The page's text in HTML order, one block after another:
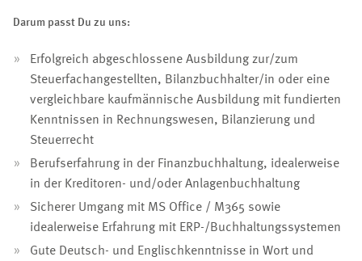
Darum passt Du zu uns:
Erfolgreich abgeschlossene Ausbildung zur/zum
Steuerfachangestellten, Bilanzbuchhalter/in oder eine
vergleichbare kaufmännische Ausbildung mit fundierten
Kenntnissen in Rechnungswesen, Bilanzierung und
Steuerrecht
Berufserfahrung in der Finanzbuchhaltung, idealerweise
in der Kreditoren- und/oder Anlagenbuchhaltung
Sicherer Umgang mit MS Office / M365 sowie
idealerweise Erfahrung mit ERP-/Buchhaltungssystemen
Gute Deutsch- und Englischkenntnisse in Wort und